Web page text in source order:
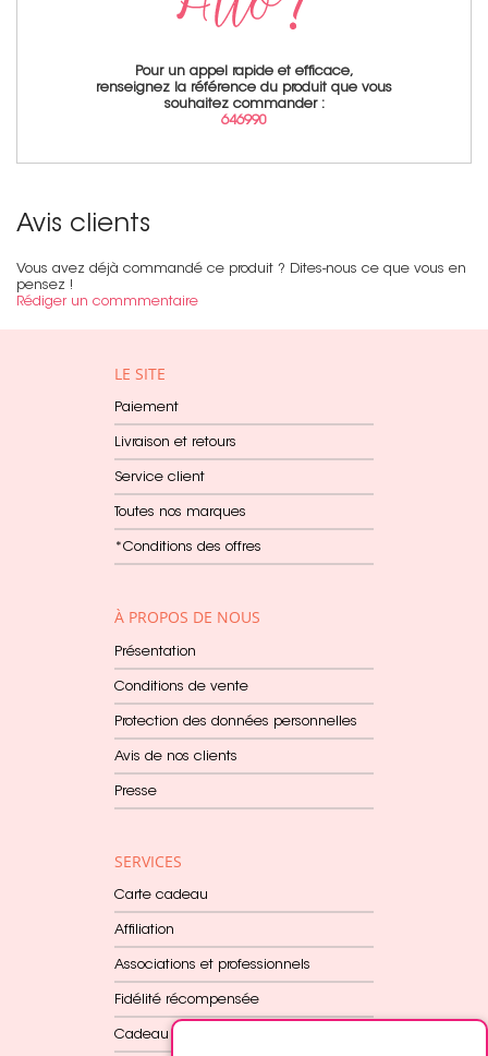
Pour un appel rapide et efficace,
renseignez la référence du produit que vous
souhaitez commander :
646990
Avis clients
Vous avez déjà commandé ce produit ? Dites-nous ce que vous en
pensez !
Rédiger un commmentaire
LE SITE
Paiement
Livraison et retours
Service client
Toutes nos marques
*Conditions des offres
À PROPOS DE NOUS
Présentation
Conditions de vente
Protection des données personnelles
Avis de nos clients
Presse
SERVICES
Carte cadeau
Affiliation
Associations et professionnels
Fidélité récompensée
Cadeau dès 60€